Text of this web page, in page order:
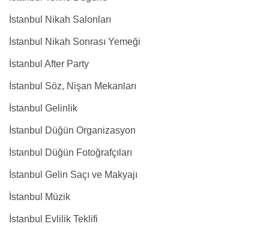
İstanbul Nikah Salonları
İstanbul Nikah Sonrası Yemeği
İstanbul After Party
İstanbul Söz, Nişan Mekanları
İstanbul Gelinlik
İstanbul Düğün Organizasyon
İstanbul Düğün Fotoğrafçıları
İstanbul Gelin Saçı ve Makyajı
İstanbul Müzik
İstanbul Evlilik Teklifi